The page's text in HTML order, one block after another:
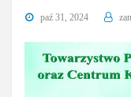
paź 31, 2024